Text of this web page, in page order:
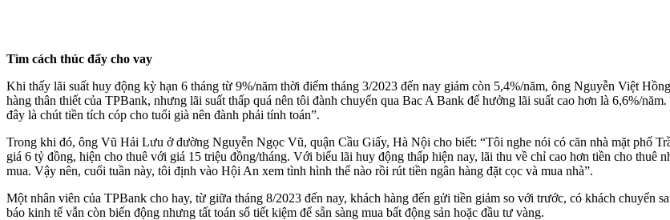
Tìm cách thúc đẩy cho vay
Khi thấy lãi suất huy động kỳ hạn 6 tháng từ 9%/năm thời điểm tháng 3/2023 đến nay giảm còn 5,4%/năm, ông Nguyễn Việt
hàng thân thiết của TPBank, nhưng lãi suất thấp quá nên tôi đành chuyển qua Bac A Bank để hưởng lãi suất cao hơn là 6,6%/
đây là chút tiền tích cóp cho tuổi già nên đành phải tính toán”.
Trong khi đó, ông Vũ Hải Lưu ở đường Nguyễn Ngọc Vũ, quận Cầu Giấy, Hà Nội cho biết: “Tôi nghe nói có căn nhà mặt phố
giá 6 tỷ đồng, hiện cho thuê với giá 15 triệu đồng/tháng. Với biểu lãi huy động thấp hiện nay, lãi thu về chỉ cao hơn tiền cho thuê
mua. Vậy nên, cuối tuần này, tôi định vào Hội An xem tình hình thế nào rồi rút tiền ngân hàng đặt cọc và mua nhà”.
Một nhân viên của TPBank cho hay, từ giữa tháng 8/2023 đến nay, khách hàng đến gửi tiền giảm so với trước, có khách chuyển
báo kinh tế vẫn còn biến động nhưng tất toán sổ tiết kiệm để sẵn sàng mua bất động sản hoặc đầu tư vàng.